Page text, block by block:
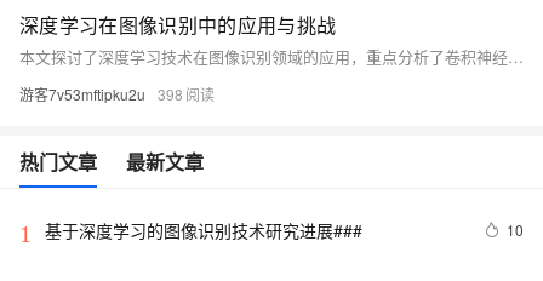
深度学习在图像识别中的应用与挑战
本文探讨了深度学习技术在图像识别领域的应用，重点分析了卷积神经网络（CNN）的基本原理、优势以及面临的主要挑战。通过案例研究，展示了深度学习如何提高图像识别的准确性和效率，同时指出了数据质量、模型泛化能力和计算资源等关键因素对性能的影响。
游客7v53mftipku2u 398
热门文章 最新文章
1 10